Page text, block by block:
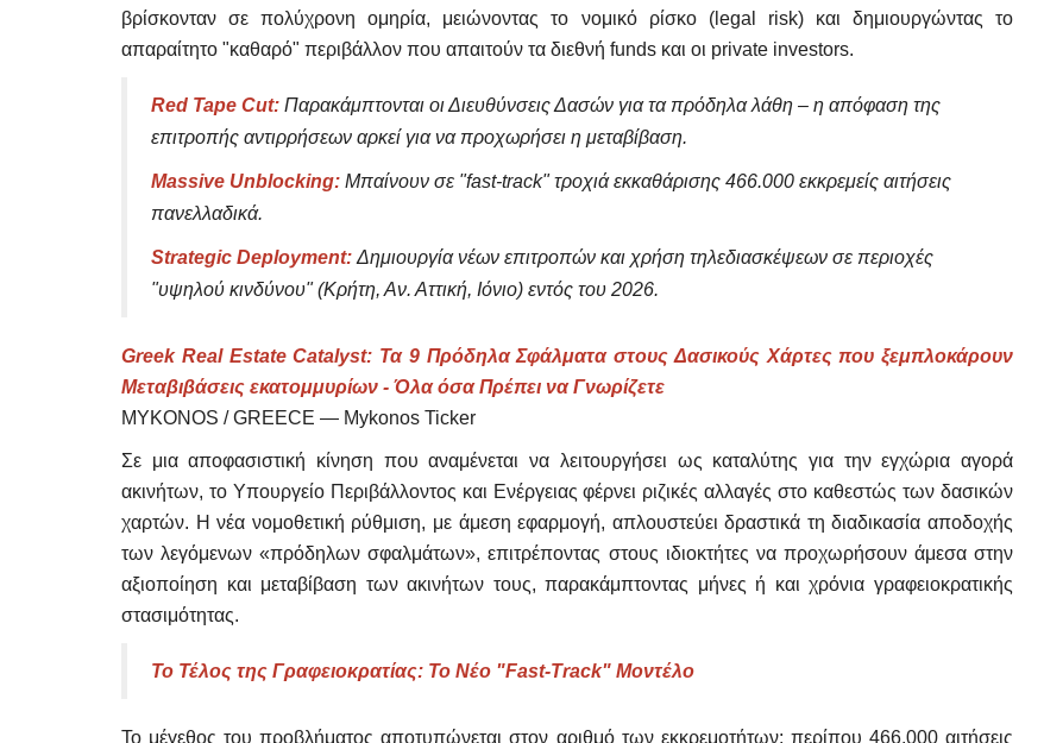
βρίσκονταν σε πολύχρονη ομηρία, μειώνοντας το νομικό ρίσκο (legal risk) και δημιουργώντας το
απαραίτητο "καθαρό" περιβάλλον που απαιτούν τα διεθνή funds και οι private investors.
Red Tape Cut: Παρακάμπτονται οι Διευθύνσεις Δασών για τα πρόδηλα λάθη – η απόφαση της
επιτροπής αντιρρήσεων αρκεί για να προχωρήσει η μεταβίβαση.
Massive Unblocking: Μπαίνουν σε "fast-track" τροχιά εκκαθάρισης 466.000 εκκρεμείς αιτήσεις
πανελλαδικά.
Strategic Deployment: Δημιουργία νέων επιτροπών και χρήση τηλεδιασκέψεων σε περιοχές
"υψηλού κινδύνου" (Κρήτη, Αν. Αττική, Ιόνιο) εντός του 2026.
Greek Real Estate Catalyst: Τα 9 Πρόδηλα Σφάλματα στους Δασικούς Χάρτες που ξεμπλοκάρουν
Μεταβιβάσεις εκατομμυρίων - Όλα όσα Πρέπει να Γνωρίζετε
MYKONOS / GREECE — Mykonos Ticker
Σε μια αποφασιστική κίνηση που αναμένεται να λειτουργήσει ως καταλύτης για την εγχώρια αγορά
ακινήτων, το Υπουργείο Περιβάλλοντος και Ενέργειας φέρνει ριζικές αλλαγές στο καθεστώς των δασικών
χαρτών. Η νέα νομοθετική ρύθμιση, με άμεση εφαρμογή, απλουστεύει δραστικά τη διαδικασία αποδοχής
των λεγόμενων «πρόδηλων σφαλμάτων», επιτρέποντας στους ιδιοκτήτες να προχωρήσουν άμεσα στην
αξιοποίηση και μεταβίβαση των ακινήτων τους, παρακάμπτοντας μήνες ή και χρόνια γραφειοκρατικής
στασιμότητας.
Το Τέλος της Γραφειοκρατίας: Το Νέο "Fast-Track" Μοντέλο
Το μέγεθος του προβλήματος αποτυπώνεται στον αριθμό των εκκρεμοτήτων: περίπου 466.000 αιτήσεις